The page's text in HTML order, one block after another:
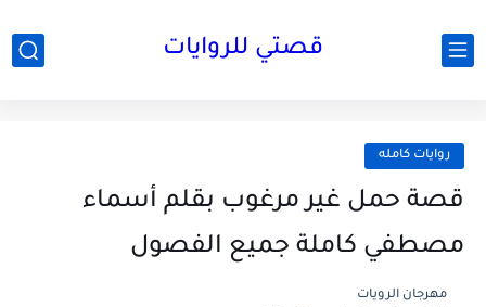
قصتي للروايات
روايات كامله
قصة حمل غير مرغوب بقلم أسماء
مصطفي كاملة جميع الفصول
مهرجان الرويات